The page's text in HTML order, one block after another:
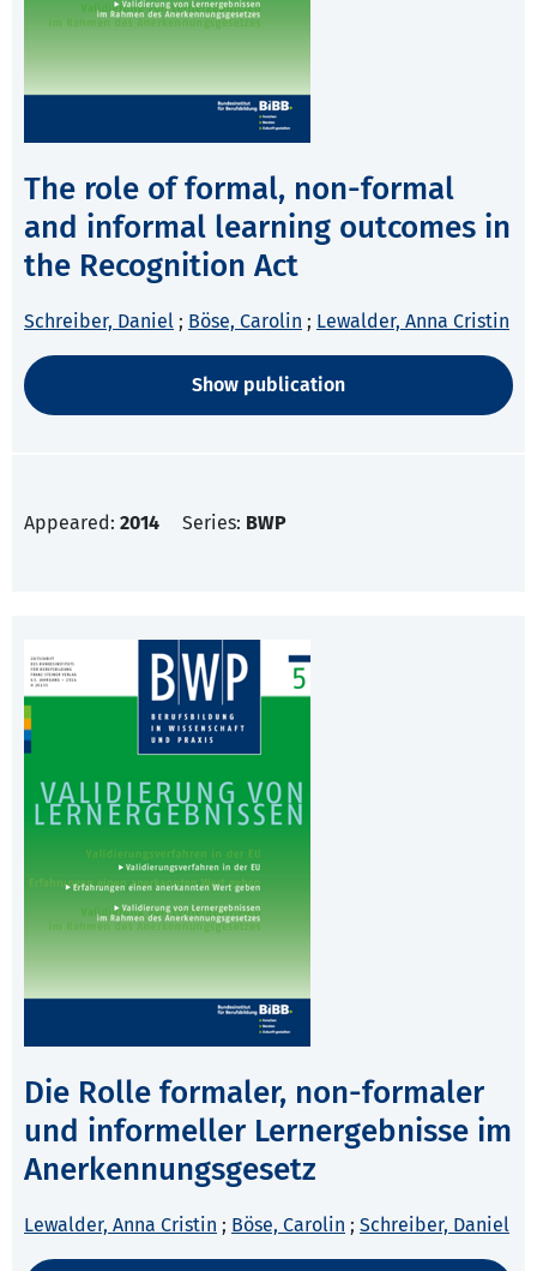
The role of formal, non-formal
and informal learning outcomes in
the Recognition Act
Schreiber, Daniel ; Böse, Carolin ; Lewalder, Anna Cristin
Show publication
Appeared: 2014 Series: BWP
Die Rolle formaler, non-formaler
und informeller Lernergebnisse im
Anerkennungsgesetz
Lewalder, Anna Cristin ; Böse, Carolin ; Schreiber, Daniel